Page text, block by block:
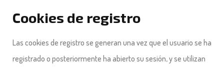
Cookies de registro
Las cookies de registro se generan una vez que el usuario se ha
registrado o posteriormente ha abierto su sesión, y se utilizan